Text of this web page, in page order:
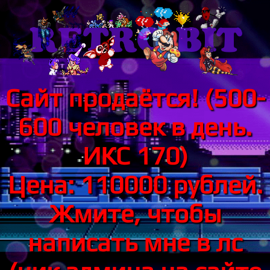
Сайт продаётся! (500-
600 человек в день.
ИКС 170)
Цена: 110000 рублей.
Жмите, чтобы
написать мне в лс